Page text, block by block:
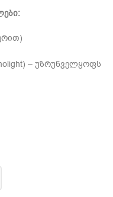
– უზრუნველყოფს